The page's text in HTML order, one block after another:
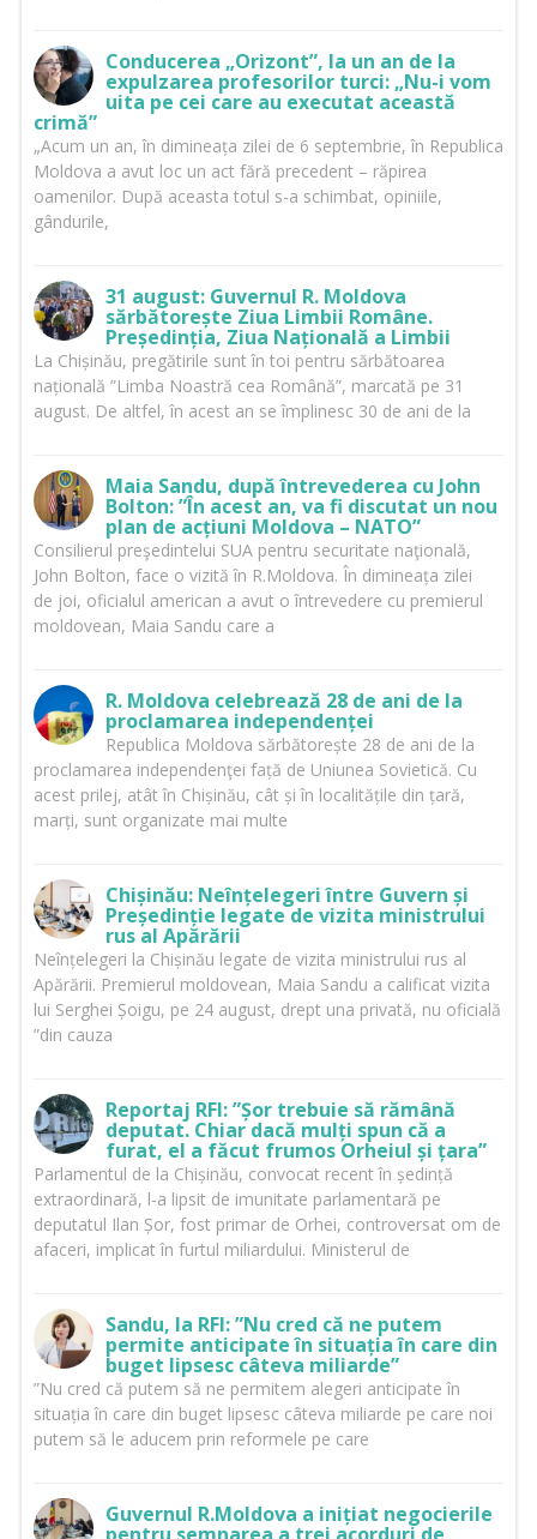
Conducerea „Orizont”, la un an de la
expulzarea profesorilor turci: „Nu-i vom
uita pe cei care au executat această
crimă”
„Acum un an, în dimineața zilei de 6 septembrie, în Republica
Moldova a avut loc un act fără precedent – răpirea
oamenilor. După aceasta totul s-a schimbat, opiniile,
gândurile,
31 august: Guvernul R. Moldova
sărbătorește Ziua Limbii Române.
Președinția, Ziua Națională a Limbii
La Chișinău, pregătirile sunt în toi pentru sărbătoarea
națională ”Limba Noastră cea Română”, marcată pe 31
august. De altfel, în acest an se împlinesc 30 de ani de la
Maia Sandu, după întrevederea cu John
Bolton: ”În acest an, va fi discutat un nou
plan de acțiuni Moldova – NATO”
Consilierul preşedintelui SUA pentru securitate naţională,
John Bolton, face o vizită în R.Moldova. În dimineața zilei
de joi, oficialul american a avut o întrevedere cu premierul
moldovean, Maia Sandu care a
R. Moldova celebrează 28 de ani de la
proclamarea independenței
Republica Moldova sărbătorește 28 de ani de la
proclamarea independenţei față de Uniunea Sovietică. Cu
acest prilej, atât în Chișinău, cât și în localitățile din țară,
marți, sunt organizate mai multe
Chișinău: Neînțelegeri între Guvern și
Președinție legate de vizita ministrului
rus al Apărării
Neînțelegeri la Chișinău legate de vizita ministrului rus al
Apărării. Premierul moldovean, Maia Sandu a calificat vizita
lui Serghei Șoigu, pe 24 august, drept una privată, nu oficială
”din cauza
Reportaj RFI: ”Șor trebuie să rămână
deputat. Chiar dacă mulți spun că a
furat, el a făcut frumos Orheiul și țara”
Parlamentul de la Chișinău, convocat recent în ședință
extraordinară, l-a lipsit de imunitate parlamentară pe
deputatul Ilan Șor, fost primar de Orhei, controversat om de
afaceri, implicat în furtul miliardului. Ministerul de
Sandu, la RFI: ”Nu cred că ne putem
permite anticipate în situația în care din
buget lipsesc câteva miliarde”
”Nu cred că putem să ne permitem alegeri anticipate în
situația în care din buget lipsesc câteva miliarde pe care noi
putem să le aducem prin reformele pe care
Guvernul R.Moldova a inițiat negocierile